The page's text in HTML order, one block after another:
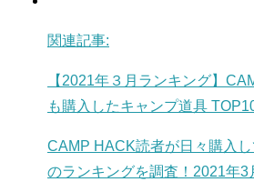
関連記事:
【2021年３月ランキング】
も購入したキャンプ道具
CAMP HACK読者が日々購入
のランキングを調査！2021年3